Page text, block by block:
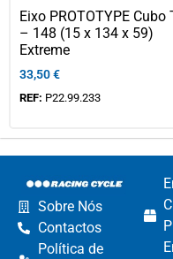
Eixo PROTOTYPE Cubo
– 148 (15 x 134 x 59)
Extreme
33,50€
REF: P22.99.233
Sobre Nós
Contactos
Política de